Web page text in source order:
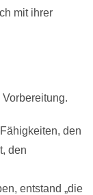
mit ihrer
den
den
entstand „die